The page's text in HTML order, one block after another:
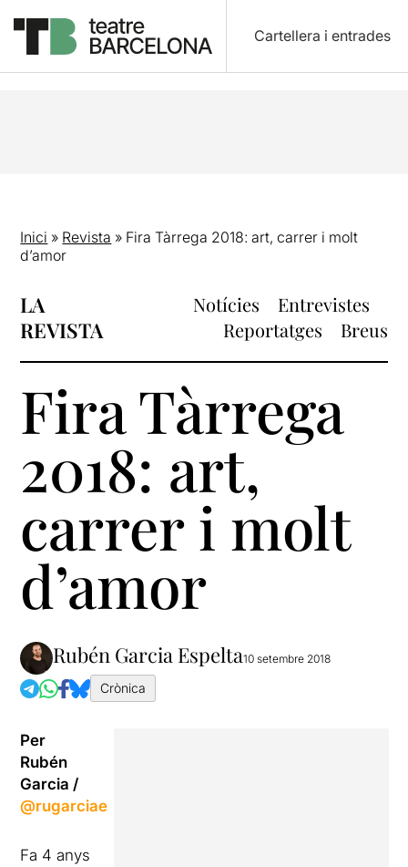
Cartellera i entrades
Inici » Revista » Fira Tàrrega 2018: art, carrer i molt
d’amor
LA
REVISTA
Notícies
Entrevistes
Reportatges
Breus
Fira Tàrrega
2018: art,
carrer i molt
d’amor
Rubén Garcia Espelta10 setembre 2018
Crònica
Per
Rubén
Garcia /
@rugarciae
Fa 4 anys